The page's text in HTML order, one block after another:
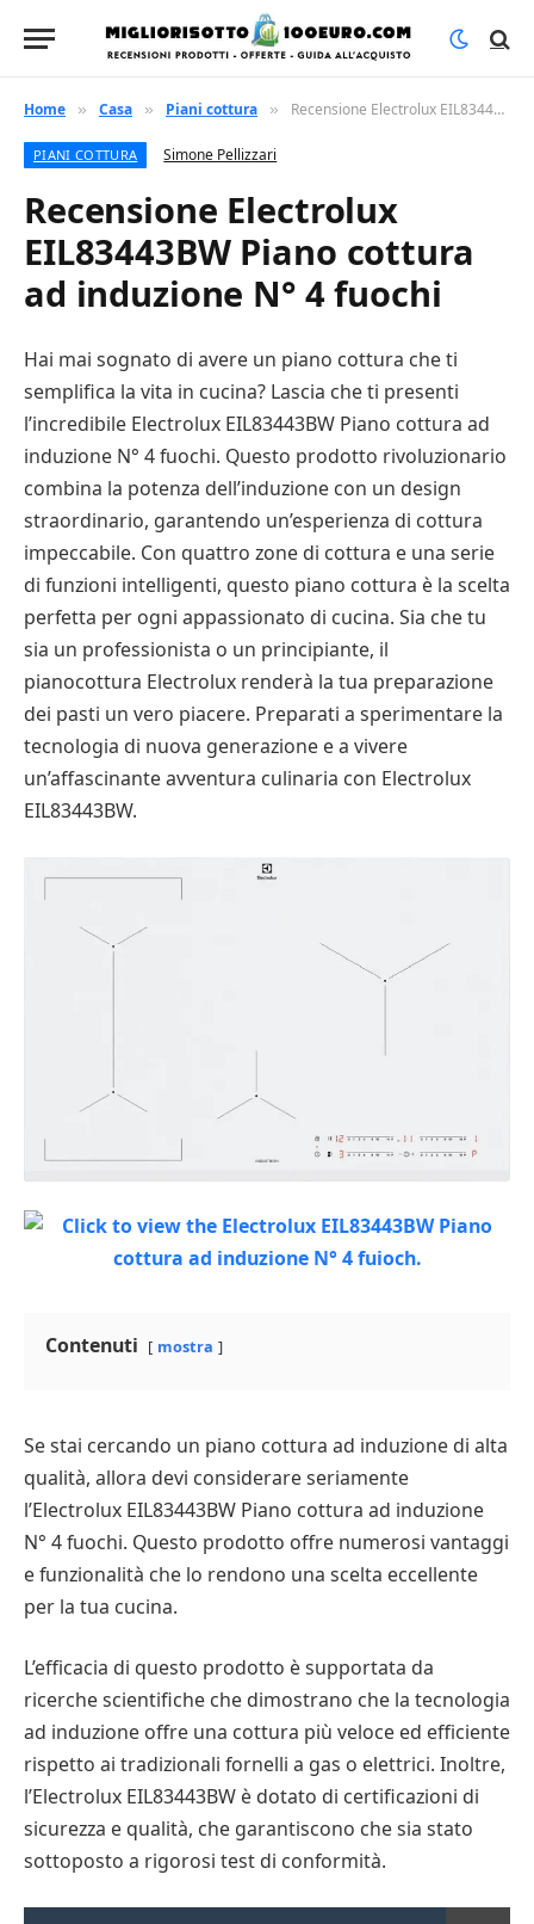
Home » Casa » Piani cottura » Recensione Electrolux EIL83443BW Piano cottura ad induzione N° 4 fuochi
PIANI COTTURA Simone Pellizzari
Recensione Electrolux
EIL83443BW Piano cottura
ad induzione N° 4 fuochi
Hai mai sognato di avere un piano cottura che ti
semplifica la vita in cucina? Lascia che ti presenti
l’incredibile Electrolux EIL83443BW Piano cottura ad
induzione N° 4 fuochi. Questo prodotto rivoluzionario
combina la potenza dell’induzione con un design
straordinario, garantendo un’esperienza di cottura
impeccabile. Con quattro zone di cottura e una serie
di funzioni intelligenti, questo piano cottura è la scelta
perfetta per ogni appassionato di cucina. Sia che tu
sia un professionista o un principiante, il
pianocottura Electrolux renderà la tua preparazione
dei pasti un vero piacere. Preparati a sperimentare la
tecnologia di nuova generazione e a vivere
un’affascinante avventura culinaria con Electrolux
EIL83443BW.
Contenuti mostra
Se stai cercando un piano cottura ad induzione di alta
qualità, allora devi considerare seriamente
l’Electrolux EIL83443BW Piano cottura ad induzione
N° 4 fuochi. Questo prodotto offre numerosi vantaggi
e funzionalità che lo rendono una scelta eccellente
per la tua cucina.
L’efficacia di questo prodotto è supportata da
ricerche scientifiche che dimostrano che la tecnologia
ad induzione offre una cottura più veloce ed efficiente
rispetto ai tradizionali fornelli a gas o elettrici. Inoltre,
l’Electrolux EIL83443BW è dotato di certificazioni di
sicurezza e qualità, che garantiscono che sia stato
sottoposto a rigorosi test di conformità.